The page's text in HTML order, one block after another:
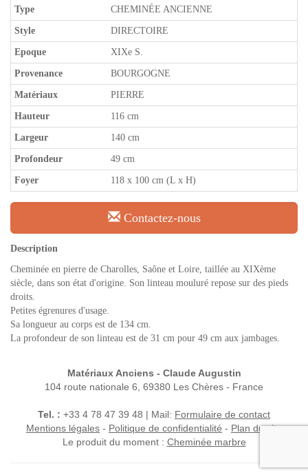
Type CHEMINÉE ANCIENNE
Style DIRECTOIRE
Epoque XIXe S.
Provenance BOURGOGNE
Matériaux PIERRE
Hauteur 116 cm
Largeur 140 cm
Profondeur 49 cm
Foyer 118 x 100 cm (L x H)
Contactez-nous
Description
Cheminée en pierre de Charolles, Saône et Loire, taillée au XIXème
siècle, dans son état d'origine. Son linteau mouluré repose sur des pieds
droits.
Petites égrenures d'usage.
Sa longueur au corps est de 134 cm.
La profondeur de son linteau est de 31 cm pour 49 cm aux jambages.
Matériaux Anciens - Claude Augustin
104 route nationale 6, 69380 Les Chères - France
Tel. : +33 4 78 47 39 48 | Mail: Formulaire de contact
Mentions légales - Politique de confidentialité - Plan du site
Le produit du moment : Cheminée marbre